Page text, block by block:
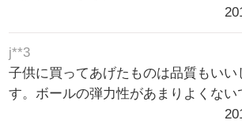
j**3
子供に買ってあげたものは品質もい
す。ボールの弾力性があまりよくない